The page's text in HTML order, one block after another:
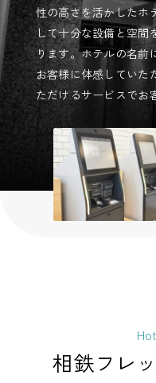
性の高さを活かしたホ
して十分な設備と空間
ります。ホテルの名前
お客様に体感していた
ただけるサービスでお
相鉄フレ